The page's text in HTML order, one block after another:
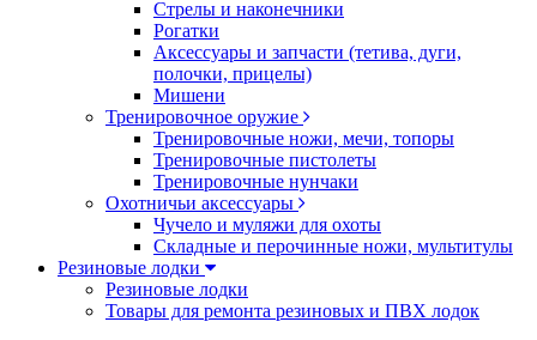
Стрелы и наконечники
Рогатки
Аксессуары и запчасти (тетива, дуги,
полочки, прицелы)
Мишени
Тренировочное оружие
Тренировочные ножи, мечи, топоры
Тренировочные пистолеты
Тренировочные нунчаки
Охотничьи аксессуары
Чучело и муляжи для охоты
Складные и перочинные ножи, мультитулы
Резиновые лодки
Резиновые лодки
Товары для ремонта резиновых и ПВХ лодок